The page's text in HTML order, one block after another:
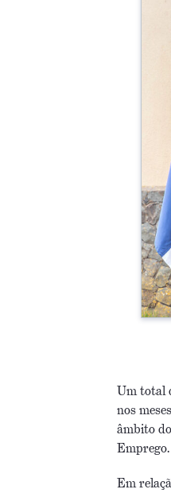
Um total
nos
âmbito
Emprego.
Em